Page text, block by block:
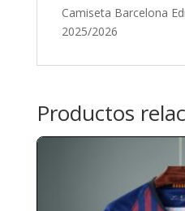
Camiseta Barcelona
2025/2026
Productos